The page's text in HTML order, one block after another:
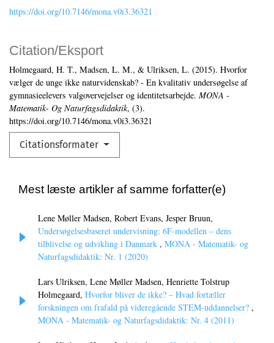
Citation/Eksport
Holmegaard, H. T., Madsen, L. M., & Ulriksen, L. (2015). Hvorfor
vælger de unge ikke naturvidenskab? - En kvalitativ undersøgelse af
gymnasieelevers valgovervejelser og identitetsarbejde. MONA -
Matematik- Og Naturfagsdidaktik, (3).
https://doi.org/10.7146/mona.v0i3.36321
Citationsformater
https://doi.org/10.7146/mona.v0i3.36321
Mest læste artikler af samme forfatter(e)
Lene Møller Madsen, Robert Evans, Jesper Bruun,
Undersøgelsesbaseret undervisning: 6F-modellen – dens
tilblivelse og udvikling i Danmark , MONA - Matematik- og
Naturfagsdidaktik: Nr. 1 (2020)
Lars Ulriksen, Lene Møller Madsen, Henriette Tolstrup
Holmegaard, Hvorfor bliver de ikke? – Hvad fortæller
forskningen om frafald på videregående STEM-uddannelser? ,
MONA - Matematik- og Naturfagsdidaktik: Nr. 4 (2011)